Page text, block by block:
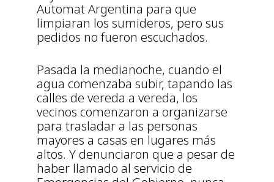
Automat Argentina para que
limpiaran los sumideros, pero sus
pedidos no fueron escuchados.
Pasada la medianoche, cuando el
agua comenzaba subir, tapando las
calles de vereda a vereda, los
vecinos comenzaron a organizarse
para trasladar a las personas
mayores a casas en lugares más
altos. Y denunciaron que a pesar de
haber llamado al servicio de